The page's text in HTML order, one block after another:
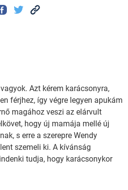
Azt kérem karácsonyra,
férjhez, így végre legyen apukám
magához veszi az elárvult
hogy új mamája mellé új
s erre a szerepre Wendy
szemeli ki. A kívánság
tudja, hogy karácsonykor